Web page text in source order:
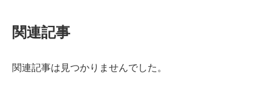
関連記事
関連記事は見つかりませんでした。